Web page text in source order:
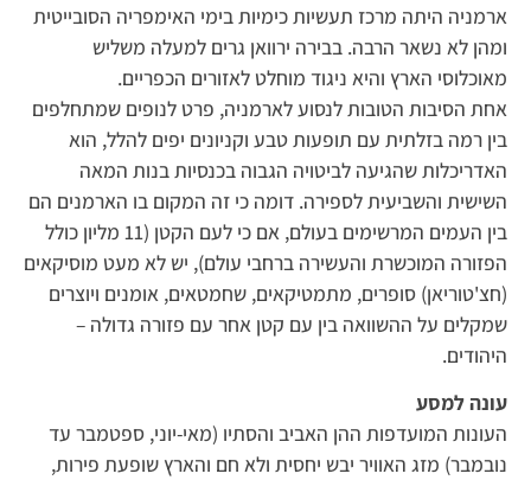
ארמניה היתה מרכז תעשיות כימיות בימי האימפריה הסובייטית
ומהן לא נשאר הרבה. בבירה ירוואן גרים למעלה משליש
מאוכלוסי הארץ והיא ניגוד מוחלט לאזורים הכפריים.
אחת הסיבות הטובות לנסוע לארמניה, פרט לנופים שמתחלפים
בין רמה בזלתית עם תופעות טבע וקניונים יפים להלל, הוא
האדריכלות שהגיעה לביטויה הגבוה בכנסיות בנות המאה
השישית והשביעית לספירה. דומה כי זה המקום בו הארמנים הם
בין העמים המרשימים בעולם, אם כי לעם הקטן (11 מליון כולל
הפזורה המוכשרת והעשירה ברחבי עולם), יש לא מעט מוסיקאים
(חצ'טוריאן) סופרים, מתמטיקאים, שחמטאים, אומנים ויוצרים
שמקלים על ההשוואה בין עם קטן אחר עם פזורה גדולה –
היהודים.
עונה למסע
העונות המועדפות ההן האביב והסתיו (מאי-יוני, ספטמבר עד
נובמבר) מזג האוויר יבש יחסית ולא חם והארץ שופעת פירות,